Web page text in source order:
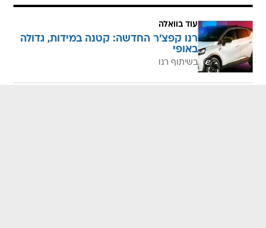
עוד בוואלה
רנו קפצ'ר החדשה: קטנה במידות, גדולה
באופי
בשיתוף רנו